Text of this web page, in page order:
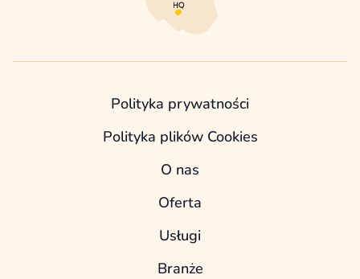
Polityka prywatności
Polityka plików Cookies
O nas
Oferta
Usługi
Branże